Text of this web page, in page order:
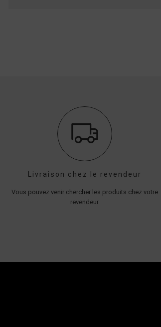
Livraison chez le revendeur
Vous pouvez venir chercher les produits chez votre
revendeur